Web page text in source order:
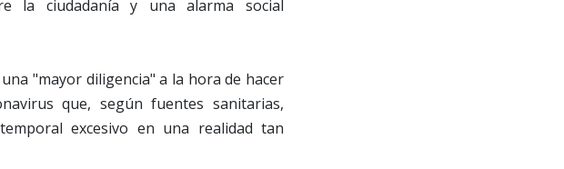
la ciudadanía y una alarma social
"mayor diligencia" a la hora de hacer
que, según fuentes sanitarias,
excesivo en una realidad tan